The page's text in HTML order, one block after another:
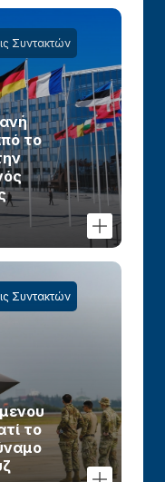
Συντακτών
το
Συντακτών
το